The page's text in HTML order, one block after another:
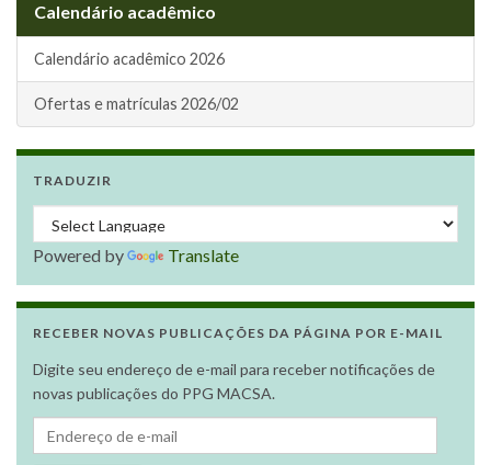
Calendário acadêmico
Calendário acadêmico 2026
Ofertas e matrículas 2026/02
TRADUZIR
Powered by Translate
RECEBER NOVAS PUBLICAÇÕES DA PÁGINA POR E-MAIL
Digite seu endereço de e-mail para receber notificações de
novas publicações do PPG MACSA.
Endereço de e-mail